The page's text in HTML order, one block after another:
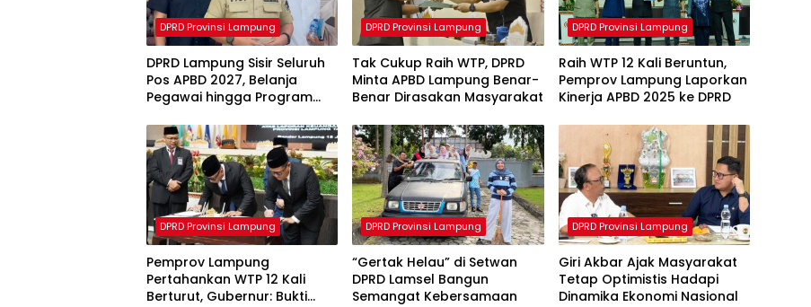
DPRD Provinsi Lampung
DPRD Lampung Sisir Seluruh
Pos APBD 2027, Belanja
Pegawai hingga Program
Evaluasi
DPRD Provinsi Lampung
Tak Cukup Raih WTP, DPRD
Minta APBD Lampung Benar-
Benar Dirasakan Masyarakat
DPRD Provinsi Lampung
Raih WTP 12 Kali Beruntun,
Pemprov Lampung Laporkan
Kinerja APBD 2025 ke DPRD
DPRD Provinsi Lampung
Pemprov Lampung
Pertahankan WTP 12 Kali
Berturut, Gubernur: Bukti
DPRD Provinsi Lampung
“Gertak Helau” di Setwan
DPRD Lamsel Bangun
Semangat Kebersamaan
DPRD Provinsi Lampung
Giri Akbar Ajak Masyarakat
Tetap Optimistis Hadapi
Dinamika Ekonomi Nasional